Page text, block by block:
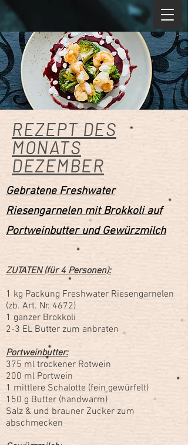
REZEPT DES
MONATS
DEZEMBER
Gebratene Freshwater
Riesengarnelen mit Brokkoli auf
Portweinbutter und Gewürzmilch
ZUTATEN (für 4 Personen):
1 kg Packung Freshwater Riesengarnelen
(zb. Art. Nr. 4672)
1 ganzer Brokkoli
2-3 EL Butter zum anbraten
Portweinbutter:
375 ml trockener Rotwein
200 ml Portwein
1 mittlere Schalotte (fein gewürfelt)
150 g Butter (handwarm)
Salz & und brauner Zucker zum
abschmecken